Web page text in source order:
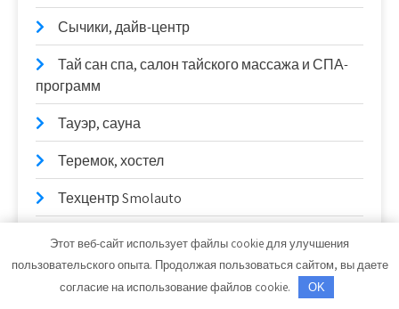
Сычики, дайв-центр
Тай сан спа, салон тайского массажа и СПА-
программ
Тауэр, сауна
Теремок, хостел
Техцентр Smolauto
Тихая заводь, уникальный центр отдыха
Тихий угол, сауна
Этот веб-сайт использует файлы cookie для улучшения
пользовательского опыта. Продолжая пользоваться сайтом, вы даете
согласие на использование файлов cookie.
OK